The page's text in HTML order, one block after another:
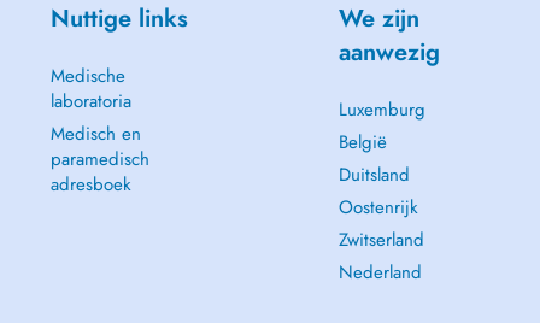
Nuttige links
Medische
laboratoria
Medisch en
paramedisch
adresboek
We zijn
aanwezig
Luxemburg
België
Duitsland
Oostenrijk
Zwitserland
Nederland